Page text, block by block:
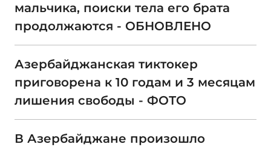
мальчика, поиски тела его брата
продолжаются - ОБНОВЛЕНО
Азербайджанская тиктокер
приговорена к 10 годам и 3 месяцам
лишения свободы - ФОТО
В Азербайджане произошло